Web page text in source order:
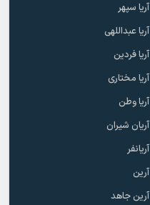
آریا سپهر
آریا عبداللهی
آریا فردین
آریا مختاری
آریا وطن
آریان شیران
آریانفر
آرین
آرین جاهد